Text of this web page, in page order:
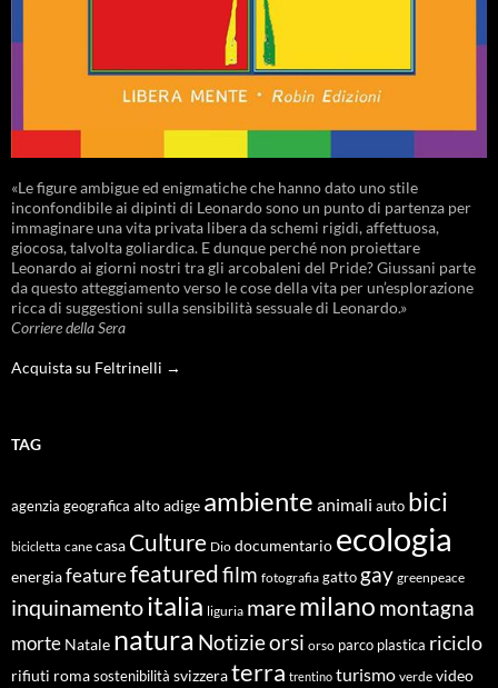
«Le figure ambigue ed enigmatiche che hanno dato uno stile
inconfondibile ai dipinti di Leonardo sono un punto di partenza per
immaginare una vita privata libera da schemi rigidi, affettuosa,
giocosa, talvolta goliardica. E dunque perché non proiettare
Leonardo ai giorni nostri tra gli arcobaleni del Pride? Giussani parte
da questo atteggiamento verso le cose della vita per un’esplorazione
ricca di suggestioni sulla sensibilità sessuale di Leonardo.»
Corriere della Sera
Acquista su Feltrinelli →
TAG
agenzia geografica alto adige ambiente animali auto bici
bicicletta cane casa Culture Dio documentario ecologia
energiafeaturefeaturedfilm fotografia gatto gay greenpeace
inquinamentoitalia liguria maremilano montagna
morte Natale natura Notizieorsi orso parco plastica riciclo
rifiuti roma sostenibilità svizzeraterra trentino turismo verde video